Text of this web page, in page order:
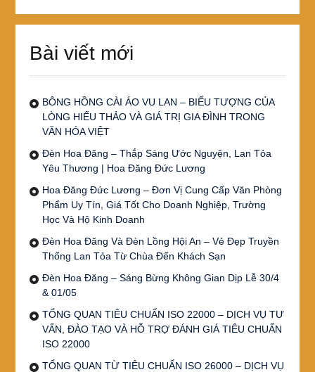
Bài viết mới
BÔNG HỒNG CÀI ÁO VU LAN – BIỂU TƯỢNG CỦA
LÒNG HIẾU THẢO VÀ GIÁ TRỊ GIA ĐÌNH TRONG
VĂN HÓA VIỆT
Đèn Hoa Đăng – Thắp Sáng Ước Nguyện, Lan Tỏa
Yêu Thương | Hoa Đăng Đức Lương
Hoa Đăng Đức Lương – Đơn Vị Cung Cấp Văn Phòng
Phẩm Uy Tín, Giá Tốt Cho Doanh Nghiệp, Trường
Học Và Hộ Kinh Doanh
Đèn Hoa Đăng Và Đèn Lồng Hội An – Vẻ Đẹp Truyền
Thống Lan Tỏa Từ Chùa Đến Khách Sạn
Đèn Hoa Đăng – Sáng Bừng Không Gian Dịp Lễ 30/4
& 01/05
TỔNG QUAN TIÊU CHUẨN ISO 22000 – DỊCH VỤ TƯ
VẤN, ĐÀO TẠO VÀ HỖ TRỢ ĐÁNH GIÁ TIÊU CHUẨN
ISO 22000
TỔNG QUAN TỪ TIÊU CHUẨN ISO 26000 – DỊCH VỤ